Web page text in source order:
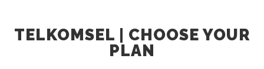
TELKOMSEL | CHOOSE YOUR
PLAN